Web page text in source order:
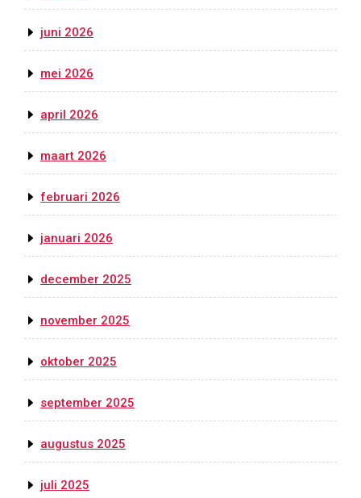
juni 2026
mei 2026
april 2026
maart 2026
februari 2026
januari 2026
december 2025
november 2025
oktober 2025
september 2025
augustus 2025
juli 2025